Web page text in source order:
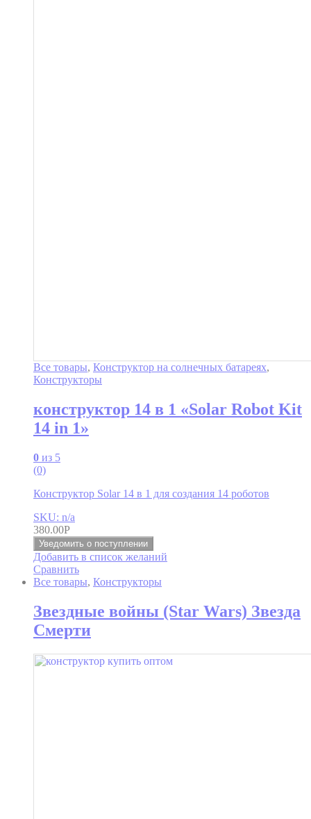
Все товары, Конструктор на солнечных батареях,
Конструкторы
конструктор 14 в 1 «Solar Robot Kit
14 in 1»
0 из 5
(0)
Конструктор Solar 14 в 1 для создания 14 роботов
SKU: n/a
380.00Р
Уведомить о поступлении
Добавить в список желаний
Сравнить
Все товары, Конструкторы
Звездные войны (Star Wars) Звезда
Смерти